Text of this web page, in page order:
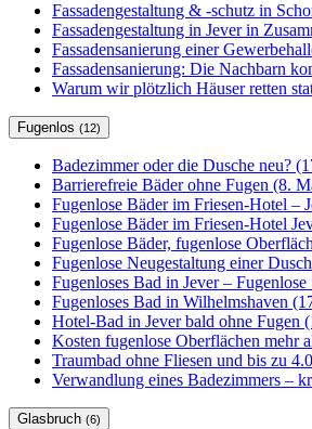
Fassadengestaltung & -schutz in
Fassadengestaltung in Jever in
Fassadensanierung einer
Fassadensanierung: Die Nachbarn
Warum wir plötzlich Häuser retten
Fugenlos (12)
Badezimmer oder die Dusche neu?
Barrierefreie Bäder ohne Fugen (8.
Fugenlose Bäder im Friesen-Hotel –
Fugenlose Bäder im Friesen-Hotel
Fugenlose Bäder, fugenlose
Fugenlose Neugestaltung einer
Fugenloses Bad in Jever –
Fugenloses Bad in Wilhelmshaven
Hotel-Bad in Jever bald ohne Fugen
Kosten fugenlose Oberflächen mehr
Traumbad ohne Fliesen und bis zu
Verwandlung eines Badezimmers –
Glasbruch (6)